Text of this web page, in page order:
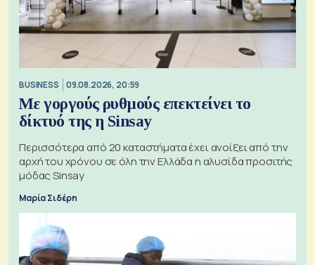
BUSINESS 09.08.2026, 20:59
Με γοργούς ρυθμούς επεκτείνει το
δίκτυό της η Sinsay
Περισσότερα από 20 καταστήματα έχει ανοίξει από την
αρχή του χρόνου σε όλη την Ελλάδα η αλυσίδα προσιτής
μόδας Sinsay
Μαρία Σιδέρη